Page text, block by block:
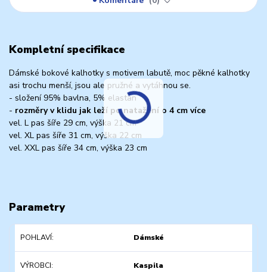
Kompletní specifikace
Dámské bokové kalhotky s motivem labutě, moc pěkné kalhotky
asi trochu menší, jsou ale pružné a vytáhnou se.
- složení 95% bavlna, 5% elastan
- rozměry v klidu jak leží po natažení o 4 cm více
vel. L pas šíře 29 cm, výška 21 cm
vel. XL pas šíře 31 cm, výška 22 cm
vel. XXL pas šíře 34 cm, výška 23 cm
Parametry
POHLAVÍ Dámské
VÝROBCI Kaspila